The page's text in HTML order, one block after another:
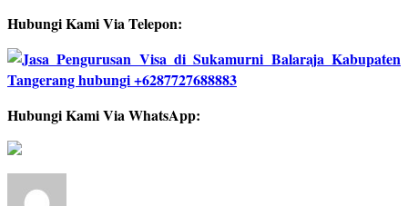
Hubungi Kami Via Telepon:
Hubungi Kami Via WhatsApp: